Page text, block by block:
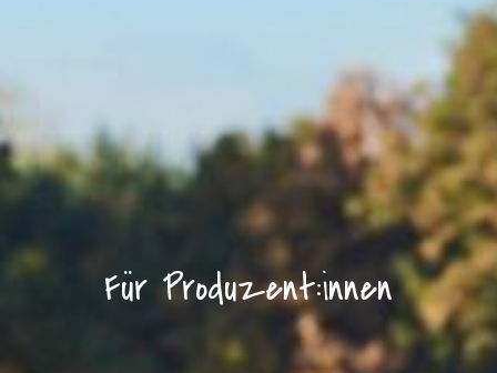
Für Produzent:innen